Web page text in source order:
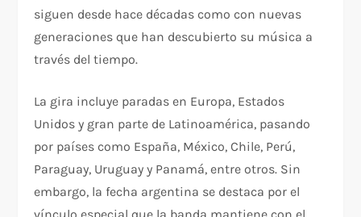
siguen desde hace décadas como con nuevas
generaciones que han descubierto su música a
través del tiempo.
La gira incluye paradas en Europa, Estados
Unidos y gran parte de Latinoamérica, pasando
por países como España, México, Chile, Perú,
Paraguay, Uruguay y Panamá, entre otros. Sin
embargo, la fecha argentina se destaca por el